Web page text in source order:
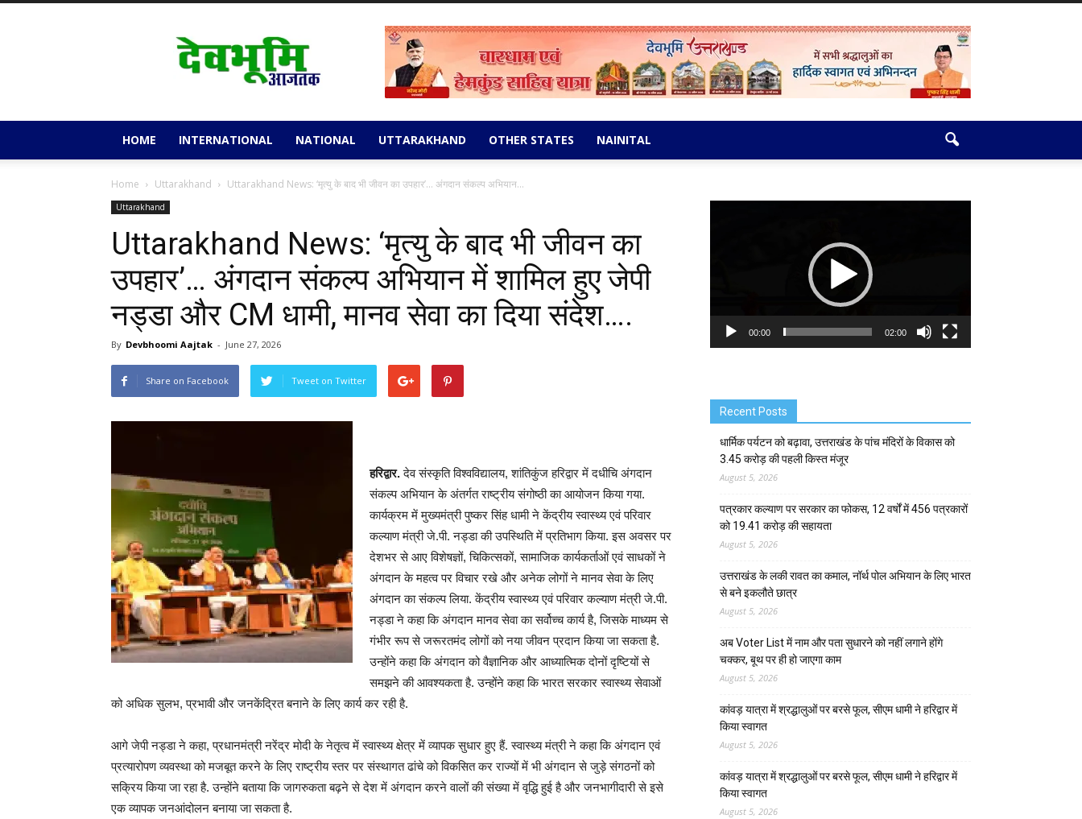
Devbhoomi
Aajtak
HOME INTERNATIONAL NATIONAL UTTARAKHAND OTHER STATES NAINITAL
Home Uttarakhand Uttarakhand News: ‘मृत्यु के बाद भी जीवन का उपहार’… अंगदान संकल्प अभियान...
Uttarakhand
Uttarakhand News: ‘मृत्यु के बाद भी जीवन का
उपहार’… अंगदान संकल्प अभियान में शामिल हुए जेपी
नड्डा और CM धामी, मानव सेवा का दिया संदेश….
By Devbhoomi Aajtak - June 27, 2026
Share on Facebook Tweet on Twitter
हरिद्वार.देव संस्कृति विश्वविद्यालय, शांतिकुंज हरिद्वार में दधीचि अंगदान
संकल्प अभियान के अंतर्गत राष्ट्रीय संगोष्ठी का आयोजन किया गया.
कार्यक्रम में मुख्यमंत्री पुष्कर सिंह धामी ने केंद्रीय स्वास्थ्य एवं परिवार
कल्याण मंत्री जे.पी. नड्डा की उपस्थिति में प्रतिभाग किया. इस अवसर पर
देशभर से आए विशेषज्ञों, चिकित्सकों, सामाजिक कार्यकर्ताओं एवं साधकों ने
अंगदान के महत्व पर विचार रखे और अनेक लोगों ने मानव सेवा के लिए
अंगदान का संकल्प लिया. केंद्रीय स्वास्थ्य एवं परिवार कल्याण मंत्री जे.पी.
नड्डा ने कहा कि अंगदान मानव सेवा का सर्वोच्च कार्य है, जिसके माध्यम से
गंभीर रूप से जरूरतमंद लोगों को नया जीवन प्रदान किया जा सकता है.
उन्होंने कहा कि अंगदान को वैज्ञानिक और आध्यात्मिक दोनों दृष्टियों से
समझने की आवश्यकता है. उन्होंने कहा कि भारत सरकार स्वास्थ्य सेवाओं
को अधिक सुलभ, प्रभावी और जनकेंद्रित बनाने के लिए कार्य कर रही है.
आगे जेपी नड्डा ने कहा, प्रधानमंत्री नरेंद्र मोदी के नेतृत्व में स्वास्थ्य क्षेत्र में व्यापक सुधार हुए हैं. स्वास्थ्य मंत्री ने कहा कि अंगदान एवं
प्रत्यारोपण व्यवस्था को मजबूत करने के लिए राष्ट्रीय स्तर पर संस्थागत ढांचे को विकसित कर राज्यों में भी अंगदान से जुड़े संगठनों को
सक्रिय किया जा रहा है. उन्होंने बताया कि जागरुकता बढ़ने से देश में अंगदान करने वालों की संख्या में वृद्धि हुई है और जनभागीदारी से इसे
एक व्यापक जनआंदोलन बनाया जा सकता है.
00:00 02:00
Recent Posts
धार्मिक पर्यटन को बढ़ावा, उत्तराखंड के पांच मंदिरों के विकास को
3.45 करोड़ की पहली किस्त मंजूर
August 5, 2026
पत्रकार कल्याण पर सरकार का फोकस, 12 वर्षों में 456 पत्रकारों
को 19.41 करोड़ की सहायता
August 5, 2026
उत्तराखंड के लकी रावत का कमाल, नॉर्थ पोल अभियान के लिए भारत
से बने इकलौते छात्र
August 5, 2026
अब Voter List में नाम और पता सुधारने को नहीं लगाने होंगे
चक्कर, बूथ पर ही हो जाएगा काम
August 5, 2026
कांवड़ यात्रा में श्रद्धालुओं पर बरसे फूल, सीएम धामी ने हरिद्वार में
किया स्वागत
August 5, 2026
कांवड़ यात्रा में श्रद्धालुओं पर बरसे फूल, सीएम धामी ने हरिद्वार में
किया स्वागत
August 5, 2026